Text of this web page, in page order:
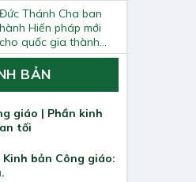
Đức Thánh Cha ban
hành Hiến pháp mới
cho quốc gia thành
BẢN
giáo | Phần kinh
tối
bản Công giáo: